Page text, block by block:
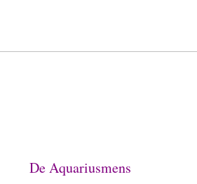
De Aquariusmens